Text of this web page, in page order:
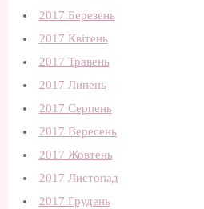
2017 Березень
2017 Квітень
2017 Травень
2017 Липень
2017 Серпень
2017 Вересень
2017 Жовтень
2017 Листопад
2017 Грудень